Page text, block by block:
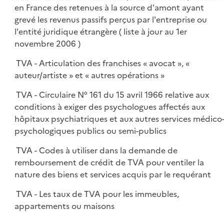
en France des retenues à la source d'amont ayant
grevé les revenus passifs perçus par l'entreprise ou
l'entité juridique étrangère ( liste à jour au 1er
novembre 2006 )
TVA - Articulation des franchises « avocat », «
auteur/artiste » et « autres opérations »
TVA - Circulaire N° 161 du 15 avril 1966 relative aux
conditions à exiger des psychologues affectés aux
hôpitaux psychiatriques et aux autres services médico-
psychologiques publics ou semi-publics
TVA - Codes à utiliser dans la demande de
remboursement de crédit de TVA pour ventiler la
nature des biens et services acquis par le requérant
TVA - Les taux de TVA pour les immeubles,
appartements ou maisons